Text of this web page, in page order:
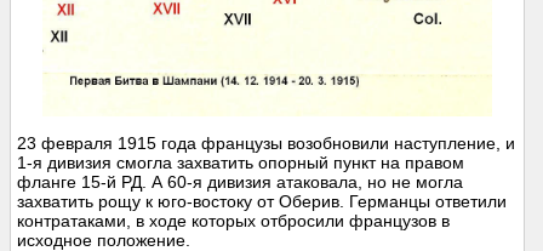
23 февраля 1915 года французы возобновили наступление, и
1-я дивизия смогла захватить опорный пункт на правом
фланге 15-й РД. А 60-я дивизия атаковала, но не могла
захватить рощу к юго-востоку от Оберив. Германцы ответили
контратаками, в ходе которых отбросили французов в
исходное положение.